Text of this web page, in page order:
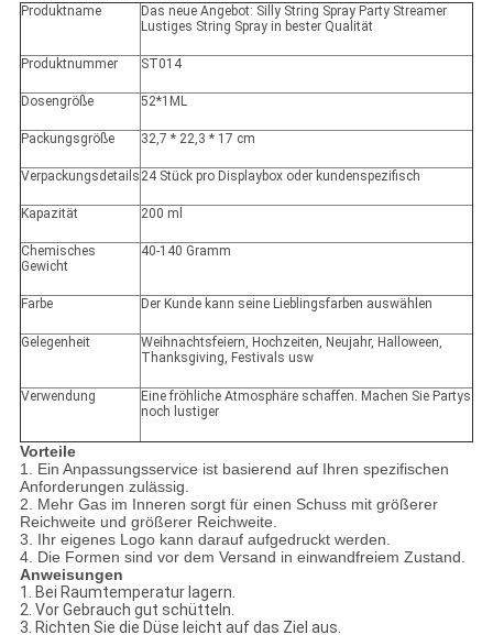
Produktname
Das neue Angebot: Silly String Spray Party Streamer
Lustiges String Spray in bester Qualität
Produktnummer ST014
Dosengröße 52*1ML
Packungsgröße 32,7 * 22,3 * 17 cm
Verpackungsdetails 24 Stück pro Displaybox oder kundenspezifisch
Kapazität 200 ml
Chemisches
Gewicht
40-140 Gramm
Farbe Der Kunde kann seine Lieblingsfarben auswählen
Gelegenheit
Weihnachtsfeiern, Hochzeiten, Neujahr, Halloween,
Thanksgiving, Festivals usw
Verwendung
Eine fröhliche Atmosphäre schaffen. Machen Sie Partys
noch lustiger
Vorteile
1. Ein Anpassungsservice ist basierend auf Ihren spezifischen
Anforderungen zulässig.
2. Mehr Gas im Inneren sorgt für einen Schuss mit größerer
Reichweite und größerer Reichweite.
3. Ihr eigenes Logo kann darauf aufgedruckt werden.
4. Die Formen sind vor dem Versand in einwandfreiem Zustand.
Anweisungen
1. Bei Raumtemperatur lagern.
2. Vor Gebrauch gut schütteln.
3. Richten Sie die Düse leicht auf das Ziel aus.